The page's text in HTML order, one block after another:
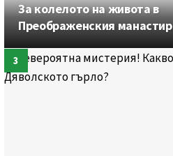
За колелото на живота в
Преображенския манастир